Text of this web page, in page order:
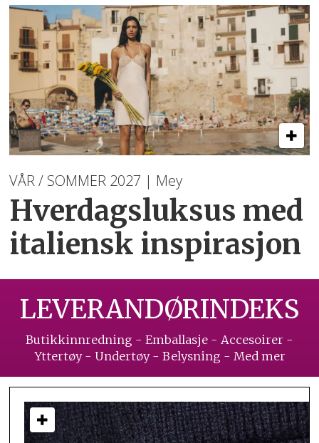
VÅR / SOMMER 2027 | Mey
Hverdagsluksus med
italiensk inspirasjon
LEVERANDØRINDEKS
Butikkinnredning - Emballasje - Accesoirer -
Yttertøy - Undertøy - Belysning - Med mer